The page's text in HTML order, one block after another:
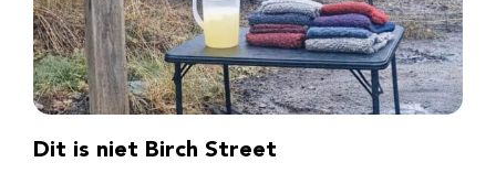
Dit is niet Birch Street